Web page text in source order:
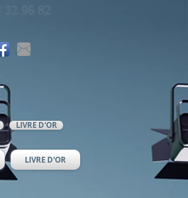
32 96 82
LIVRE D'OR
LIVRE D'OR